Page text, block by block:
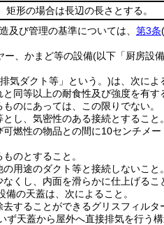
形の場合は長辺の長さとする。
及び管理の基準については、 第3条(
ー、かまど等の設備(以下「厨房設
気ダクト等」という。)は、次によ
同等以上の耐食性及び強度を有す
のにあっては、この限りでない。
し、気密性のある接続とすること。
燃性の物品との間に10センチメー
のとすること。
用途のダクト等と接続しないこと。
くし、内面を滑らかに仕上げるこ
の天蓋は、次によること。
することができるグリスフィル
ず天蓋から屋外へ直接排気を行う